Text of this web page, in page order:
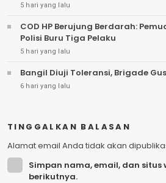
5 hari yang lalu
COD HP Berujung Berdarah:
Polisi Buru Tiga Pelaku
5 hari yang lalu
Bangil Diuji Toleransi, Brigade
6 hari yang lalu
TINGGALKAN BALASAN
Alamat email Anda tidak akan
Simpan nama, email, dan
berikutnya.